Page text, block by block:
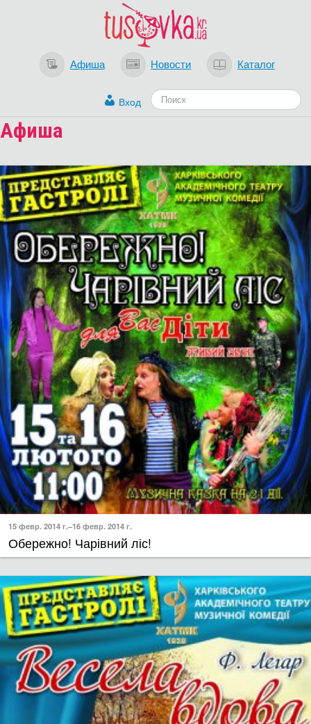
Афиша Новости Каталог
Вход
Афиша
15 февр. 2014 г.–16 февр. 2014 г.
Обережно! Чарівний ліс!